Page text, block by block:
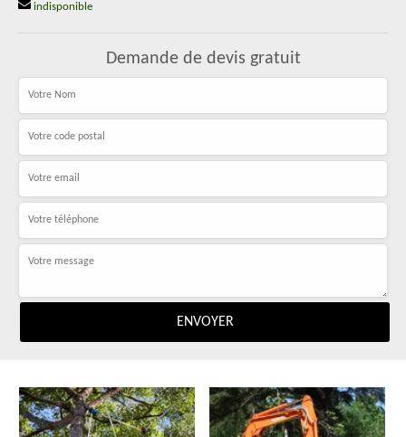
indisponible
Demande de devis gratuit